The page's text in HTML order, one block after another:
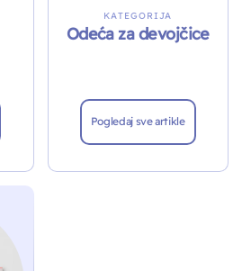
KATEGORIJA
Odeća za devojčice
Pogledaj sve artikle